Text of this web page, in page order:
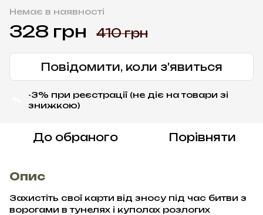
Немає в наявності
328 грн 410 грн
Повідомити, коли з'явиться
-3% при реєстрації (не діє на товари зі
знижкою)
До обраного Порівняти
Опис
Захистіть свої карти від зносу під час битви з
ворогами в тунелях і куполах розлогих